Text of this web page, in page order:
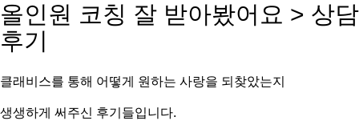
올인원 코 칭 잘 받아봤어 요 > 상담
후기
클래 비 스를 통해 어 떻게 원하는 사랑을 되 찾았는지
생생하게 써 주신 후기 들입니 다.